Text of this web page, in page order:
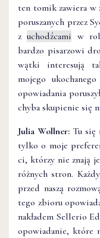
ten tomik zawiera w
poruszanych przez
zuchodźcami w
bardzo pisarzowi
wątki interesują
mojego
opowiadania
chyba skupienie się
Julia Wollner: Tu się
tylko o moje
ci, którzy nie znają
różnych stron.
przed naszą
tego zbioru
nakładem Sellerio
opowiadanie, które